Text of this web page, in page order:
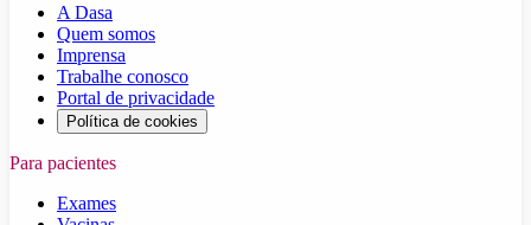
A Dasa
Quem somos
Imprensa
Trabalhe conosco
Portal de privacidade
Política de cookies
Para pacientes
Exames